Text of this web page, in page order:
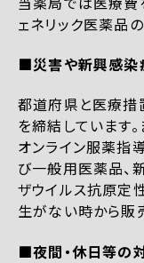
ェネリック医薬品
■災害や新興感染
都道府県と医療措
を締結しています
オンライン服薬指
び一般用医薬品、
ザウイルス抗原定
生がない時から販
■夜間・休日等の